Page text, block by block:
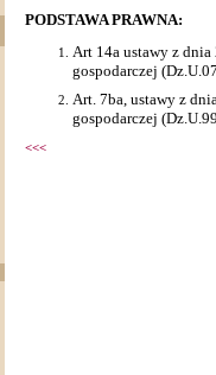
PODSTAWA PRAWNA:
Art 14a ustawy z dnia
gospodarczej
Art. 7ba, ustawy z
gospodarczej
<<<